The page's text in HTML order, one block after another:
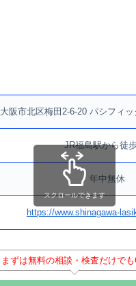
大阪市北区梅田2-6-20 パシフィ
JR福島駅から徒
年中無休
https://www.shinagawa-
スクロールできます
まずは無料の相談・検査だけで